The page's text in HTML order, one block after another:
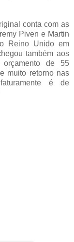
conta com as
Piven e Martin
Reino Unido em
também aos
de 55
muito retorno nas
é de